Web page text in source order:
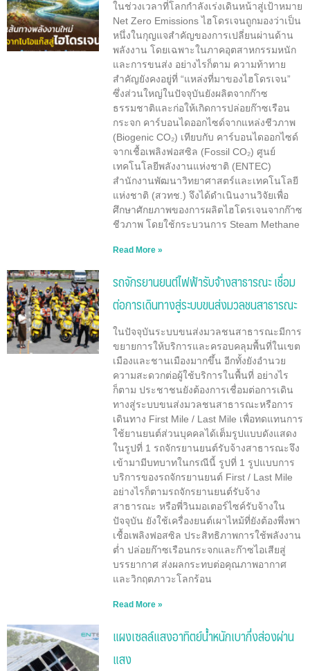
ในช่วงเวลาที่โลกกำลังเร่งเดินหน้าสู่เป้าหมาย
Net Zero Emissions ไฮโดรเจนถูกมองว่าเป็น
หนึ่งในกุญแจสำคัญของการเปลี่ยนผ่านด้าน
พลังงาน โดยเฉพาะในภาคอุตสาหกรรมหนัก
และการขนส่ง อย่างไรก็ตาม ความท้าทาย
สำคัญยังคงอยู่ที่ “แหล่งที่มาของไฮโดรเจน”
ซึ่งส่วนใหญ่ในปัจจุบันยังผลิตจากก๊าซ
ธรรมชาติและก่อให้เกิดการปล่อยก๊าซเรือน
กระจก คาร์บอนไดออกไซด์จากแหล่งชีวภาพ
(Biogenic CO₂) เทียบกับ คาร์บอนไดออกไซด์
จากเชื้อเพลิงฟอสซิล (Fossil CO₂) ศูนย์
เทคโนโลยีพลังงานแห่งชาติ (ENTEC)
สำนักงานพัฒนาวิทยาศาสตร์และเทคโนโลยี
แห่งชาติ (สวทช.) จึงได้ดำเนินงานวิจัยเพื่อ
ศึกษาศักยภาพของการผลิตไฮโดรเจนจากก๊าซ
ชีวภาพ โดยใช้กระบวนการ Steam Methane
Read More »
รถจักรยานยนต์ไฟฟ้ารับจ้างสาธารณะ เชื่อม
ต่อการเดินทางสู่ระบบขนส่งมวลชนสาธารณะ
ในปัจจุบันระบบขนส่งมวลชนสาธารณะมีการ
ขยายการให้บริการและครอบคลุมพื้นที่ในเขต
เมืองและชานเมืองมากขึ้น อีกทั้งยังอำนวย
ความสะดวกต่อผู้ใช้บริการในพื้นที่ อย่างไร
ก็ตาม ประชาชนยังต้องการเชื่อมต่อการเดิน
ทางสู่ระบบขนส่งมวลชนสาธารณะหรือการ
เดินทาง First Mile / Last Mile เพื่อทดแทนการ
ใช้ยานยนต์ส่วนบุคคลได้เต็มรูปแบบดังแสดง
ในรูปที่ 1 รถจักรยานยนต์รับจ้างสาธารณะจึง
เข้ามามีบทบาทในกรณีนี้ รูปที่ 1 รูปแบบการ
บริการของรถจักรยานยนต์ First / Last Mile
อย่างไรก็ตามรถจักรยานยนต์รับจ้าง
สาธารณะ หรือพี่วินมอเตอร์ไซค์รับจ้างใน
ปัจจุบัน ยังใช้เครื่องยนต์เผาไหม้ที่ยังต้องพึ่งพา
เชื้อเพลิงฟอสซิล ประสิทธิภาพการใช้พลังงาน
ต่ำ ปล่อยก๊าซเรือนกระจกและก๊าซไอเสียสู่
บรรยากาศ ส่งผลกระทบต่อคุณภาพอากาศ
และวิกฤตภาวะโลกร้อน
Read More »
แผงเซลล์แสงอาทิตย์น้ำหนักเบากึ่งส่องผ่าน
แสง